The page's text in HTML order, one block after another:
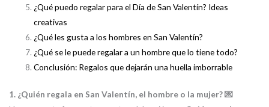
¿Qué puedo regalar para el Día de San Valentín? Ideas
creativas
¿Qué les gusta a los hombres en San Valentín?
¿Qué se le puede regalar a un hombre que lo tiene todo?
Conclusión: Regalos que dejarán una huella imborrable
1. ¿Quién regala en San Valentín, el hombre o la mujer? 💌